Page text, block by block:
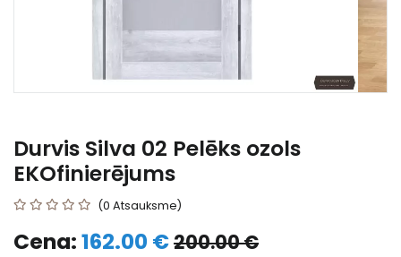
Durvis Silva 02 Pelēks ozols
EKOfinierējums
(0 Atsauksme)
Cena:162.00 €200.00 €